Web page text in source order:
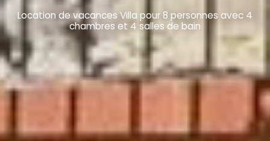
Location de vacances Villa pour 8 personnes avec 4
chambres et 4 salles de bain